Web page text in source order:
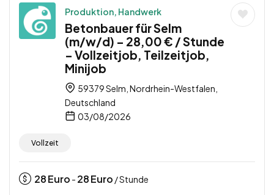
Produktion, Handwerk
Betonbauer für Selm
(m/w/d) – 28,00 € / Stunde
– Vollzeitjob, Teilzeitjob,
Minijob
59379 Selm, Nordrhein-Westfalen,
Deutschland
03/08/2026
Vollzeit
28Euro - 28Euro / Stunde